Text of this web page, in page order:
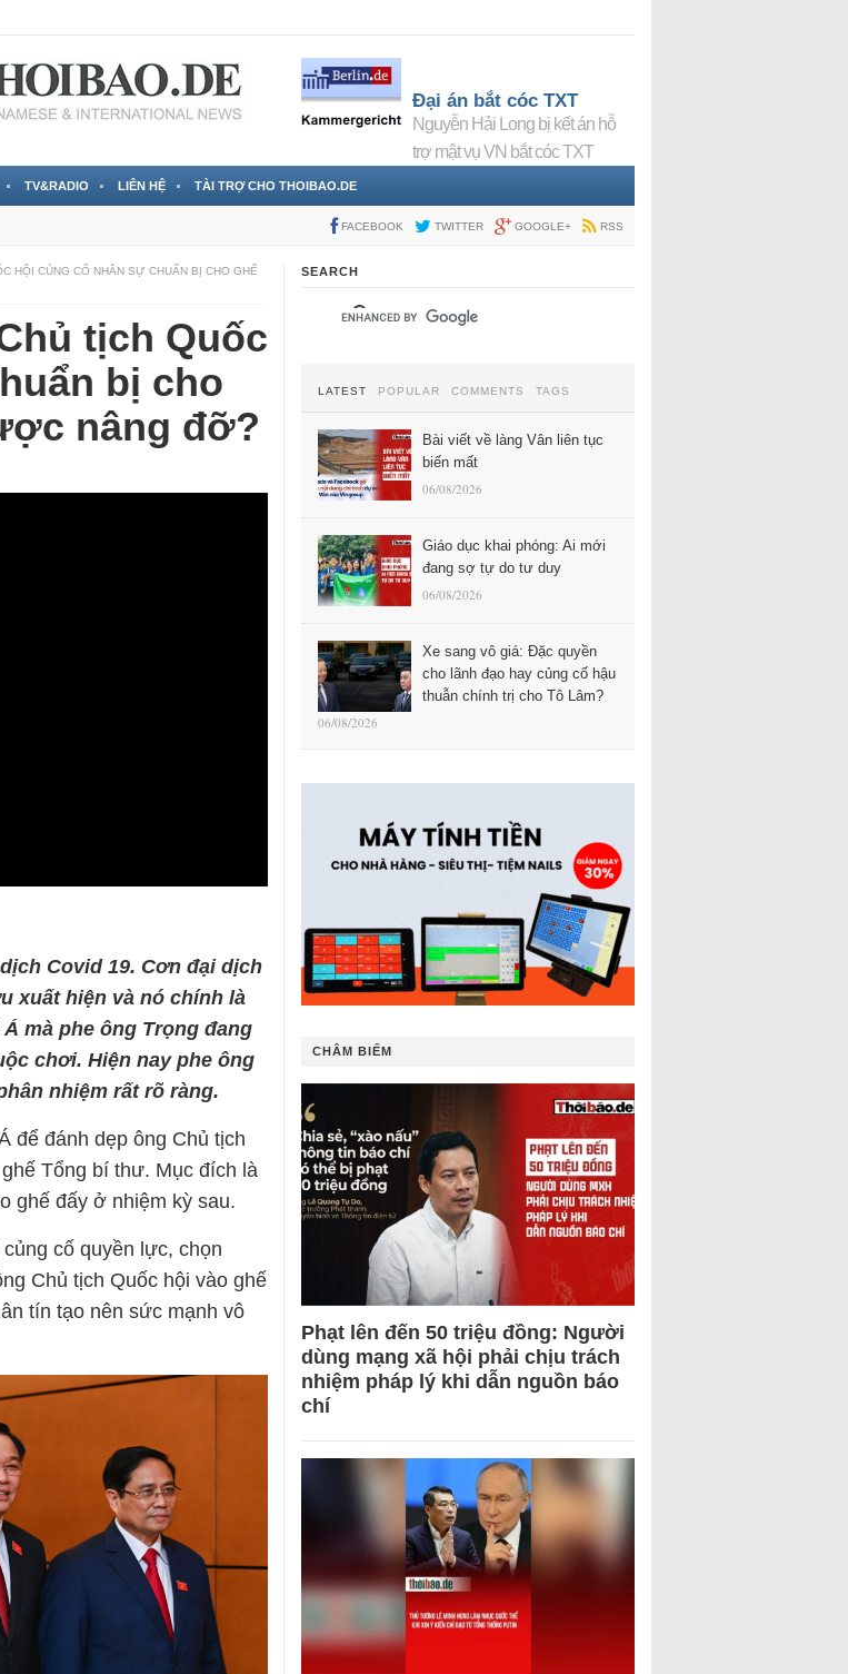
Đại án bắt cóc TXT
Nguyễn Hải Long bị kết án hỗ
trợ mật vụ VN bắt cóc TXT
TV&RADIO LIÊN HỆ TÀI TRỢ CHO THOIBAO.DE
FACEBOOK TWITTER GOOGLE+ RSS
HỘI CỦNG CỐ NHÂN SỰ CHUẨN BỊ CHO GHẾ
tịch Quốc
bị cho
nâng đỡ?
Covid 19. Cơn đại dịch
xuất hiện và nó chính là
mà phe ông Trọng đang
chơi. Hiện nay phe ông
nhiệm rất rõ ràng.
để đánh dẹp ông Chủ tịch
Tổng bí thư. Mục đích là
ghế đấy ở nhiệm kỳ sau.
cố quyền lực, chọn
Chủ tịch Quốc hội vào ghế
tín tạo nên sức mạnh vô
SEARCH
LATEST POPULAR COMMENTS TAGS
Bài viết về làng Vân liên tục
biến mất
06/08/2026
Giáo dục khai phóng: Ai mới
đang sợ tự do tư duy
06/08/2026
Xe sang vô giá: Đặc quyền
cho lãnh đạo hay củng cố hậu
thuẫn chính trị cho Tô Lâm?
06/08/2026
CHÂM BIẾM
Phạt lên đến 50 triệu đồng: Người
dùng mạng xã hội phải chịu trách
nhiệm pháp lý khi dẫn nguồn báo
chí